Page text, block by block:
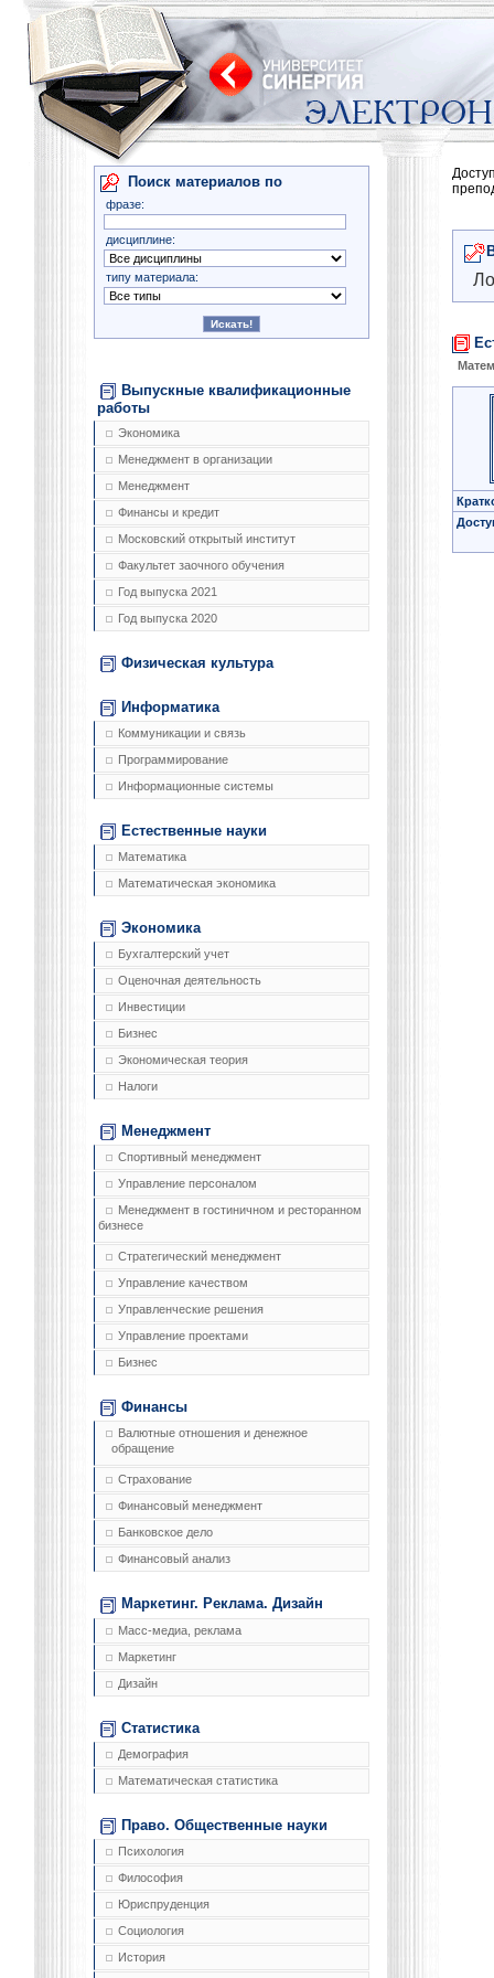
Поиск материалов по
фразе:
дисциплине:
типу материала:
Выпускные квалификационные
работы
Экономика
Менеджмент в организации
Менеджмент
Финансы и кредит
Московский открытый институт
Факультет заочного обучения
Год выпуска 2021
Год выпуска 2020
Физическая культура
Информатика
Коммуникации и связь
Программирование
Информационные системы
Естественные науки
Математика
Математическая экономика
Экономика
Бухгалтерский учет
Оценочная деятельность
Инвестиции
Бизнес
Экономическая теория
Налоги
Менеджмент
Спортивный менеджмент
Управление персоналом
Менеджмент в гостиничном и ресторанном
бизнесе
Стратегический менеджмент
Управление качеством
Управленческие решения
Управление проектами
Бизнес
Финансы
Валютные отношения и денежное
обращение
Страхование
Финансовый менеджмент
Банковское дело
Финансовый анализ
Маркетинг. Реклама. Дизайн
Масс-медиа, реклама
Маркетинг
Дизайн
Статистика
Демография
Математическая статистика
Право. Общественные науки
Психология
Философия
Юриспруденция
Социология
История